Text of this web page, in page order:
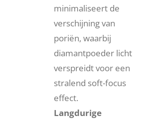
minimaliseert de
verschijning van
poriën, waarbij
diamantpoeder licht
verspreidt voor een
stralend soft-focus
effect.
Langdurige